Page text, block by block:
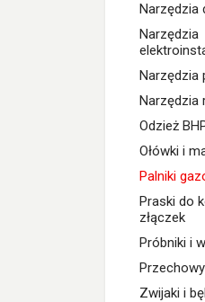
Narzędzia
Narzędzia
Narzędzia
Narzędzia
Odzież
Ołówki i
Palniki
Praski do
złączek
Próbniki i
Zwijaki i